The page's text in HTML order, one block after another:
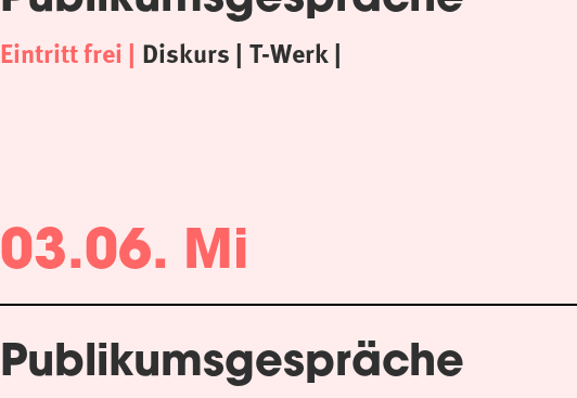
Eintritt frei Diskurs T-Werk
03.06. Mi
Publikumsgespräche